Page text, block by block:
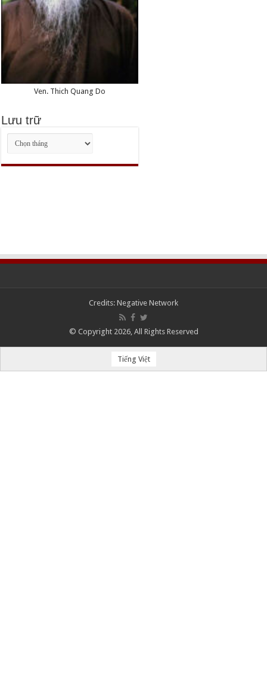
Ven. Thich Quang Do
Lưu trữ
Lưu
trữ
Credits: Negative Network
© Copyright 2026, All Rights Reserved
Tiếng Việt